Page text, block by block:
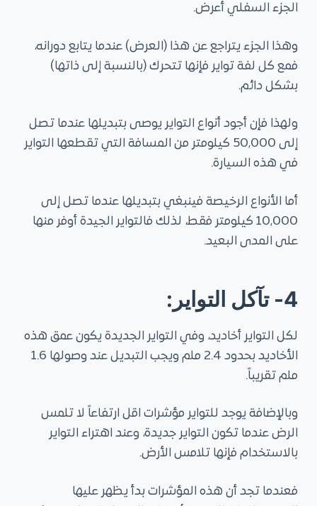
الجزء السفلي أعرض.
وهذا الجزء يتراجع عن هذا (العرض) عندما يتابع دورانه،
فمع كل لفة تواير فإنها تتحرك (بالنسبة إلى ذاتها)
بشكل دائم.
ولهذا فإن أجود أنواع التواير يوصى بتبديلها عندما تصل
إلى 50,000 كيلومتر من المسافة التي تقطعها التواير
في هذه السيارة.
أما الأنواع الرخيصة فينبغي بتبديلها عندما تصل إلى
10,000 كيلومتر فقط، لذلك فالتواير الجيدة أوفر منها
على المدى البعيد.
4- تآكل التواير:
لكل التواير أخاديد، وفي التواير الجديدة يكون عمق هذه
الأخاديد بحدود 2.4 ملم ويجب التبديل عند وصولها 1.6
ملم تقريباً.
وبالإضافة يوجد للتواير مؤشرات اقل ارتفاعاً لا تلمس
الرض عندما تكون التواير جديدة، وعند اهتراء التواير
بالاستخدام فإنها تلامس الأرض.
فعندما تجد أن هذه المؤشرات بدأ يظهر عليها